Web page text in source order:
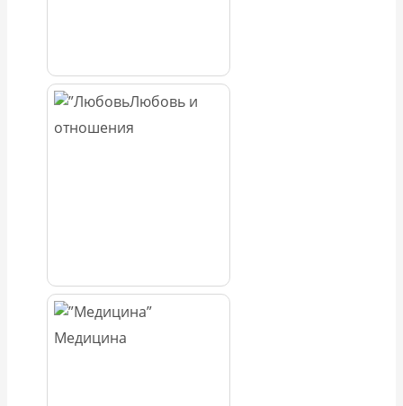
Любовь и
отношения
Медицина